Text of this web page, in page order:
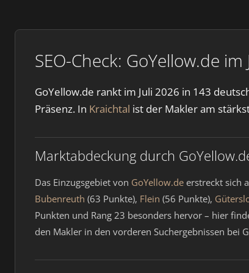
SEO-Check: GoYellow.de im
GoYellow.de rankt im Juli 2026 in 143
Präsenz. In Kraichtal ist der Makler am
Marktabdeckung durch
Das Einzugsgebiet von GoYellow.de erstreckt sich
Bubenreuth (63 Punkte), Flein (56 Punkte),
Punkten und Rang 23 besonders hervor – hier
den Makler in den vorderen Suchergebnissen bei